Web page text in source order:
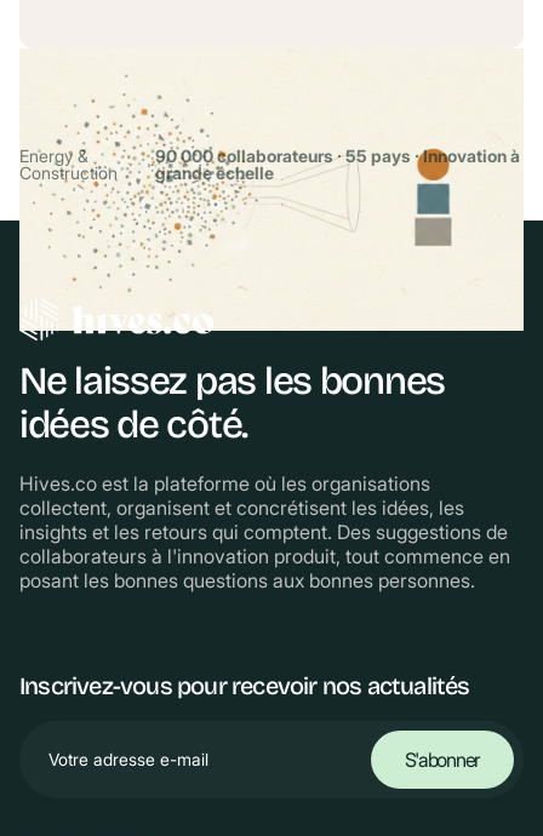
Comment VINCI Energies mobilise les idées de
90 000 collaborateurs avec Hives.co
Energy &
Construction
·90 000 collaborateurs · 55 pays · Innovation à
grande échelle
Ne laissez pas les bonnes
idées de côté.
Hives.co est la plateforme où les organisations
collectent, organisent et concrétisent les idées, les
insights et les retours qui comptent. Des suggestions de
collaborateurs à l'innovation produit, tout commence en
posant les bonnes questions aux bonnes personnes.
Inscrivez-vous pour recevoir nos actualités